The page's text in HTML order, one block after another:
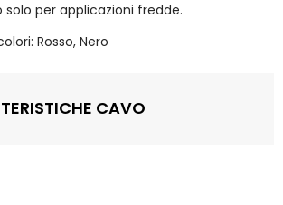
per applicazioni fredde.
Rosso, Nero
CAVO